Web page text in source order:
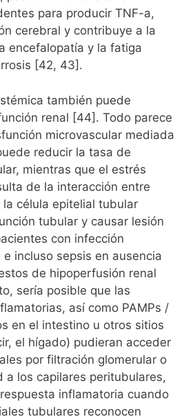
para producir TNF-a,
cerebral y contribuye a la
encefalopatía y la fatiga
[42, 43].
también puede
renal [44]. Todo parece
microvascular mediada
reducir la tasa de
mientras que el estrés
de la interacción entre
la célula epitelial tubular
tubular y causar lesión
con infección
incluso sepsis en ausencia
de hipoperfusión renal
sería posible que las
así como PAMPs /
en el intestino u otros sitios
el hígado) pudieran acceder
por filtración glomerular o
a los capilares peritubulares,
inflamatoria cuando
tubulares reconocen